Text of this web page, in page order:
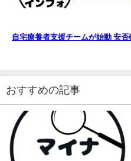
自宅療養者支援チームが始動 安
おすすめの記事